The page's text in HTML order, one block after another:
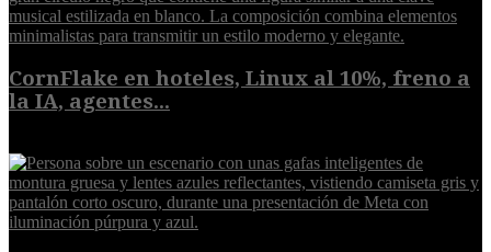
CornFlake en hoteles, Linux al 10%, freno a
la IA, agentes...